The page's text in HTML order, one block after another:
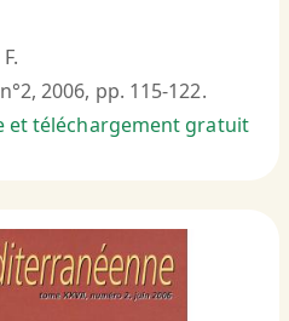
2006, pp. 115-122.
et téléchargement gratuit